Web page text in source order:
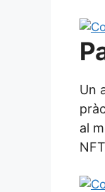
Un
al